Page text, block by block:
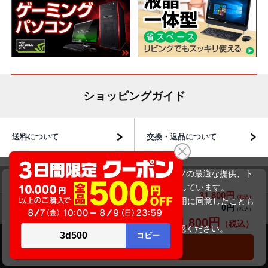
NEC VersaPro VKT16XZG2(第8世代CPU)
商品価格(税込) 31,800円
33,800円
オプション小計価格(税込)
0円
商品合計価格(税込)
31,800円
カートに入れる
ショッピングガイド
送料について 交換・返品について
お届けについて 商品・保証について
商品のご案内
当サイトでは利用体験の向上およびコンテンツの最適な提供、ト
ラフィックの分析を目的としてCookieを使用しています。
サイトの閲覧を継続された場合、Cookieの利用に同意したことも
のといたします。
をご確認ください。
承諾する